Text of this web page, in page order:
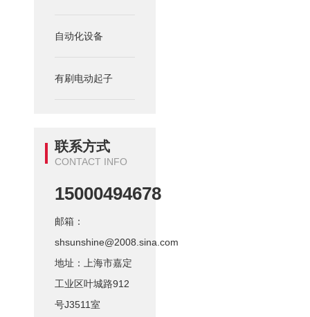
自动化设备
有刷电动起子
联系方式
CONTACT INFO
15000494678
邮箱：
shsunshine@2008.sina.com
地址：上海市嘉定
工业区叶城路912
号J3511室